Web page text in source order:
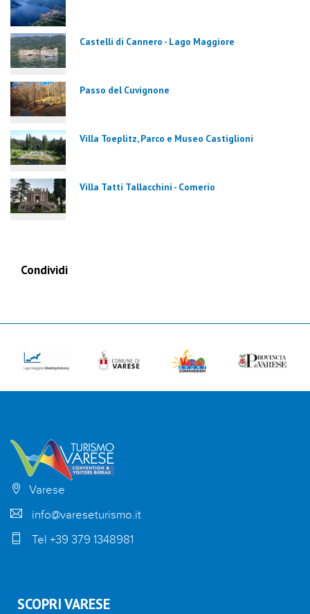
Castelli di Cannero - Lago Maggiore
Passo del Cuvignone
Villa Toeplitz, Parco e Museo Castiglioni
Villa Tatti Tallacchini - Comerio
Condividi
Varese
info@vareseturismo.it
Tel +39 379 1348981
SCOPRI VARESE